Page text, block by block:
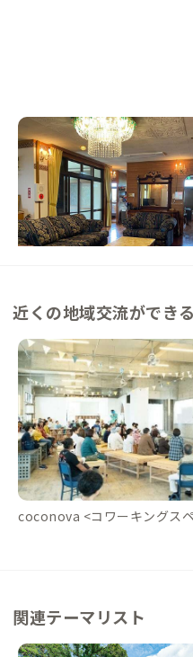
沖縄本部E邸
沖縄県 シェアハウス
【海まで徒歩5分】海亀にも会
ぐ近くで豪華な家具も楽しいシ
この家からの距離 0km
近くの地域交流ができ
coconova <コワーキングス
関連テーマリスト